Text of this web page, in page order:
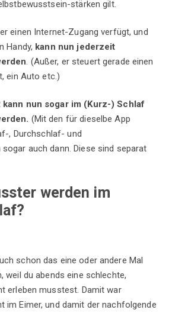
stärken gilt.
einen Internet-Zugang verfügt, und
Handy, kann nun jederzeit
. (Außer, er steuert gerade einen
ein Auto etc.)
kann nun sogar im (Kurz-) Schlaf
(Mit den für dieselbe App
, Durchschlaf- und
auch dann. Diese sind separat
werden im
schon das eine oder andere Mal
weil du abends eine schlechte,
erleben musstest. Damit war
im Eimer, und damit der nachfolgende